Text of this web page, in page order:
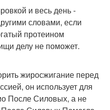
и весь день -
словами, если
протеином
делу не поможет.
жиросжигание перед
он использует для
После Силовых, а не